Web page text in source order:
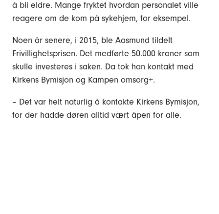
å bli eldre. Mange fryktet hvordan personalet ville
reagere om de kom på sykehjem, for eksempel.
Noen år senere, i 2015, ble Aasmund tildelt
Frivillighetsprisen. Det medførte 50.000 kroner som
skulle investeres i saken. Da tok han kontakt med
Kirkens Bymisjon og Kampen omsorg+.
– Det var helt naturlig å kontakte Kirkens Bymisjon,
for der hadde døren alltid vært åpen for alle.